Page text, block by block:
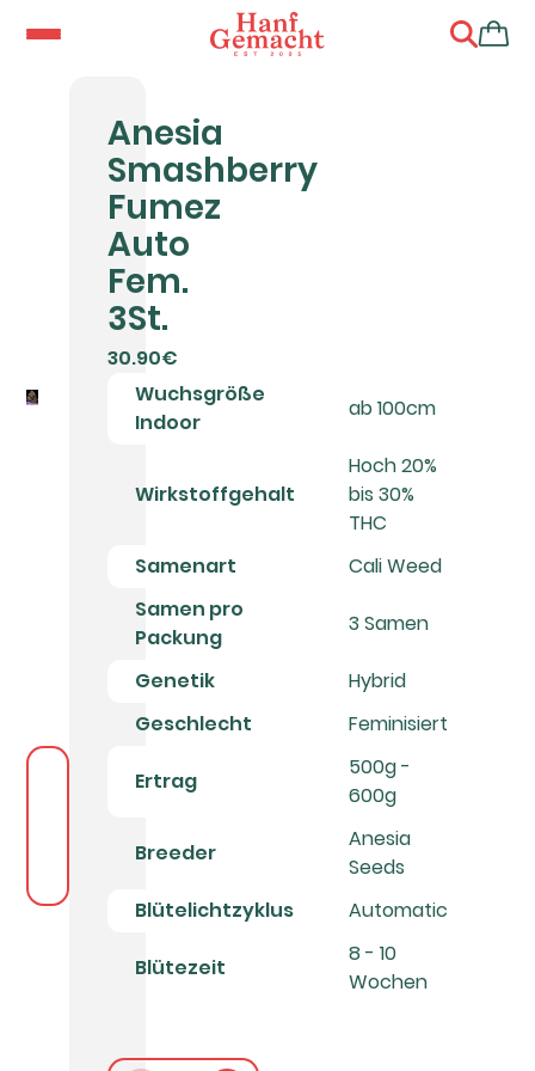
Anesia
Smashberry
Fumez
Auto
Fem.
3St.
30.90€
Wuchsgröße
Indoor
ab 100cm
Wirkstoffgehalt
Hoch 20%
bis 30%
THC
Samenart
Cali Weed
Samen pro
Packung
3 Samen
Genetik
Hybrid
Geschlecht
Feminisiert
Ertrag
500g -
600g
Breeder
Anesia
Seeds
Blütelichtzyklus
Automatic
Blütezeit
8 - 10
Wochen